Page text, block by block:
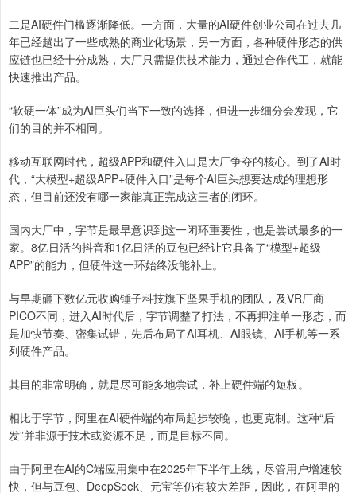
二是AI硬件门槛逐渐降低。一方面，大量的AI硬件创业公司在过去几
年已经趟出了一些成熟的商业化场景，另一方面，各种硬件形态的供
应链也已经十分成熟，大厂只需提供技术能力，通过合作代工，就能
快速推出产品。
“软硬一体”成为AI巨头们当下一致的选择，但进一步细分会发现，它
们的目的并不相同。
移动互联网时代，超级APP和硬件入口是大厂争夺的核心。到了AI时
代，“大模型+超级APP+硬件入口”是每个AI巨头想要达成的理想形
态，但目前还没有哪一家能真正完成这三者的闭环。
国内大厂中，字节是最早意识到这一闭环重要性，也是尝试最多的一
家。8亿日活的抖音和1亿日活的豆包已经让它具备了“模型+超级
APP”的能力，但硬件这一环始终没能补上。
与早期砸下数亿元收购锤子科技旗下坚果手机的团队，及VR厂商
PICO不同，进入AI时代后，字节调整了打法，不再押注单一形态，而
是加快节奏、密集试错，先后布局了AI耳机、AI眼镜、AI手机等一系
列硬件产品。
其目的非常明确，就是尽可能多地尝试，补上硬件端的短板。
相比于字节，阿里在AI硬件端的布局起步较晚，也更克制。这种“后
发”并非源于技术或资源不足，而是目标不同。
由于阿里在AI的C端应用集中在2025年下半年上线，尽管用户增速较
快，但与豆包、DeepSeek、元宝等仍有较大差距，因此，在阿里的